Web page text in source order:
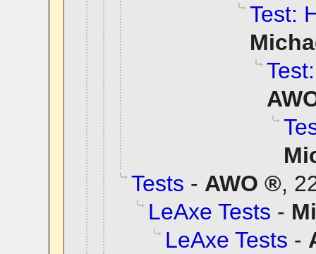
Test:
Tests - AWO ,
LeAxe Tests -
LeAxe Tests -